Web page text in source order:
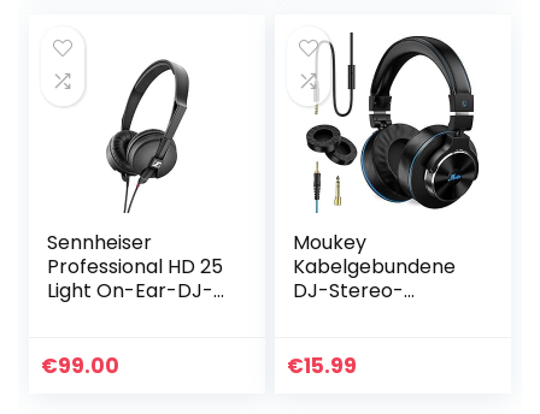
Sennheiser
Professional HD 25
Light On-Ear-DJ-
€99.00
Moukey
Kabelgebundene
DJ-Stereo-
Professionelle
€15.99